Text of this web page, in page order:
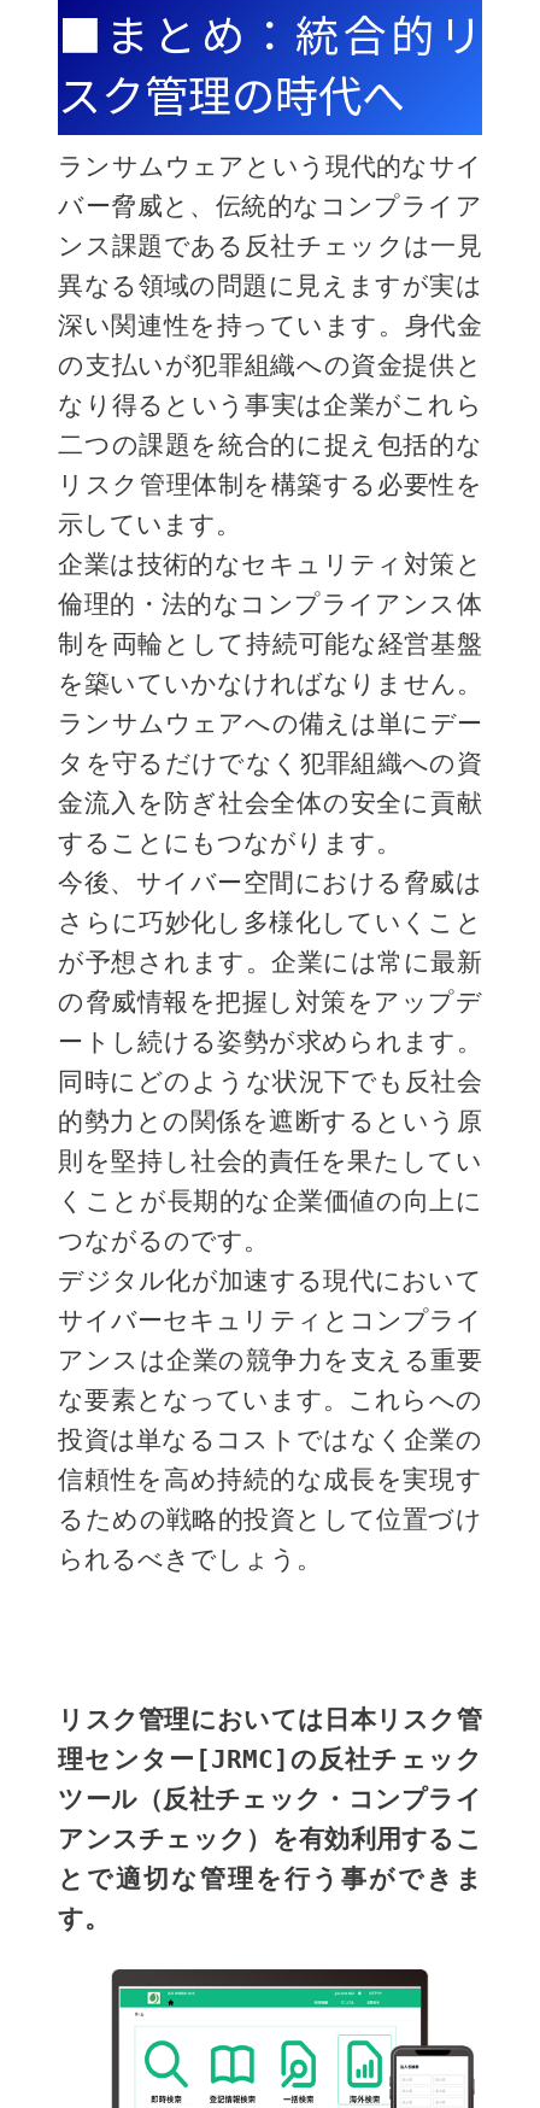
■まとめ：統合的リ
スク管理の時代へ
ランサムウェアという現代的なサイ
バー脅威と、伝統的なコンプライア
ンス課題である反社チェックは一見
異なる領域の問題に見えますが実は
深い関連性を持っています。身代金
の支払いが犯罪組織への資金提供と
なり得るという事実は企業がこれら
二つの課題を統合的に捉え包括的な
リスク管理体制を構築する必要性を
示しています。
企業は技術的なセキュリティ対策と
倫理的・法的なコンプライアンス体
制を両輪として持続可能な経営基盤
を築いていかなければなりません。
ランサムウェアへの備えは単にデー
タを守るだけでなく犯罪組織への資
金流入を防ぎ社会全体の安全に貢献
することにもつながります。
今後、サイバー空間における脅威は
さらに巧妙化し多様化していくこと
が予想されます。企業には常に最新
の脅威情報を把握し対策をアップデ
ートし続ける姿勢が求められます。
同時にどのような状況下でも反社会
的勢力との関係を遮断するという原
則を堅持し社会的責任を果たしてい
くことが長期的な企業価値の向上に
つながるのです。
デジタル化が加速する現代において
サイバーセキュリティとコンプライ
アンスは企業の競争力を支える重要
な要素となっています。これらへの
投資は単なるコストではなく企業の
信頼性を高め持続的な成長を実現す
るための戦略的投資として位置づけ
られるべきでしょう。
リスク管理においては日本リスク管
理センター[JRMC]の反社チェック
ツール（反社チェック・コンプライ
アンスチェック）を有効利用するこ
とで適切な管理を行う事ができま
す。